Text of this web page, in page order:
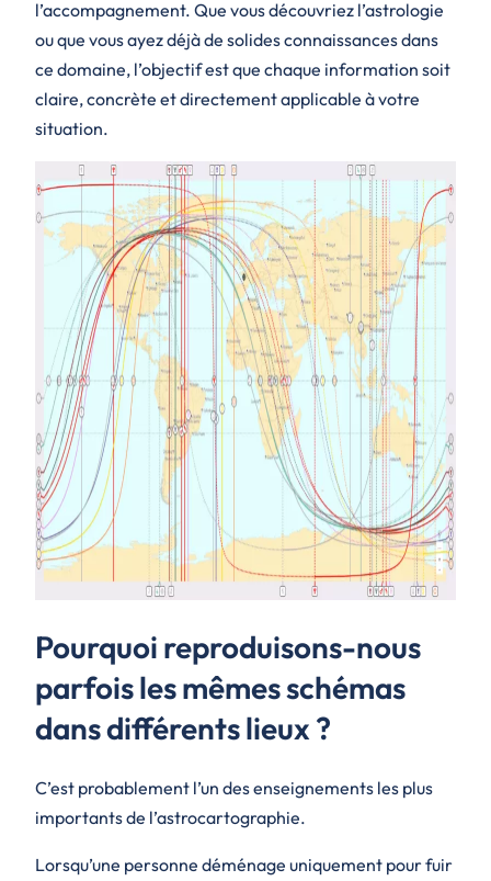
l’accompagnement. Que vous découvriez l’astrologie
ou que vous ayez déjà de solides connaissances dans
ce domaine, l’objectif est que chaque information soit
claire, concrète et directement applicable à votre
situation.
Pourquoi reproduisons-nous
parfois les mêmes schémas
dans différents lieux ?
C’est probablement l’un des enseignements les plus
importants de l’astrocartographie.
Lorsqu’une personne déménage uniquement pour fuir